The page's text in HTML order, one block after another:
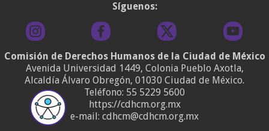
Síguenos:
Comisión de Derechos Humanos de la Ciudad de México
Avenida Universidad 1449, Colonia Pueblo Axotla,
Alcaldía Álvaro Obregón, 01030 Ciudad de México.
Teléfono: 55 5229 5600
https://cdhcm.org.mx
e-mail: cdhcm@cdhcm.org.mx